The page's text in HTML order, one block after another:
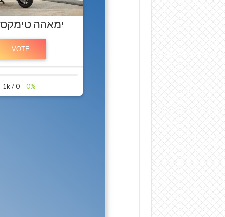
ימאהה טימקס 560
0%
0 / 1k